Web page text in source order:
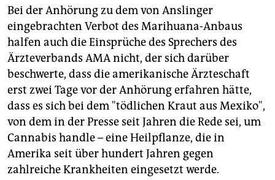
zumindest die Wirkung von Cannabis bei multipler
Sklerose wird hier mittlerweile anerkannt. Außerdem
darf man künftig Haschmedizin in Deutschland
herstellen – allerdings selbst zu medizinischen
Zwecken nicht anbauen. Dazu können lediglich
Pflanzen importiert werden. Praktisch dürfen auch
Hospize und ambulante Notdienste für Schwerkranke
die Medikamente vorrätig halten.
Bei der Anhörung zu dem von Anslinger
eingebrachten Verbot des Marihuana-Anbaus
halfen auch die Einsprüche des Sprechers des
Ärzteverbands AMA nicht, der sich darüber
beschwerte, dass die amerikanische Ärzteschaft
erst zwei Tage vor der Anhörung erfahren hätte,
dass es sich bei dem "tödlichen Kraut aus Mexiko",
von dem in der Presse seit Jahren die Rede sei, um
Cannabis handle – eine Heilpflanze, die in
Amerika seit über hundert Jahren gegen
zahlreiche Krankheiten eingesetzt werde.